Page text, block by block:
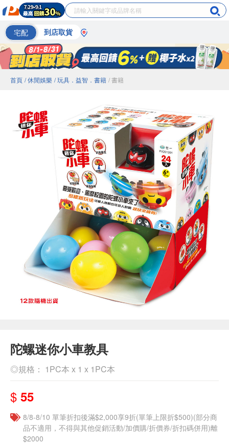
宅配 到店取貨
首頁 / 休閒娛樂 / 玩具．益智．書籍 / 書籍
陀螺迷你小車教具
◎規格： 1PC本 x 1 x 1PC本
$ 55
8/8-8/10 單筆折扣後滿$2,000享9折(單筆上限折$500)(部分商
品不適用，不得與其他促銷活動/加價購/折價券/折扣碼併用)離
$2000